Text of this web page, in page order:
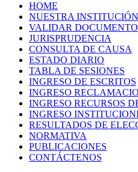
HOME
NUESTRA INSTITUCIÓN
VALIDAR DOCUMENTO
JURISPRUDENCIA
CONSULTA DE CAUSA
ESTADO DIARIO
TABLA DE SESIONES
INGRESO DE ESCRITOS
INGRESO
INGRESO RECURSOS
INGRESO
RESULTADOS DE
NORMATIVA
PUBLICACIONES
CONTÁCTENOS